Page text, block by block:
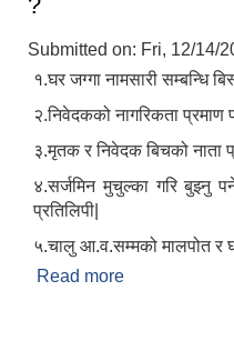
Submitted on: Fri, 12/14/
१.घर जग्गा नामसारी सम्बन्धि
२.निवेदकको नागरिकता प्रमाण
३.मृतक र निवेदक बिचको नाता
४.सर्जमिन मुचुल्का गरि बुझ्नु
प्रतिलिपी|
५.चालु आ.व.सम्मको मालपोत र
Read more